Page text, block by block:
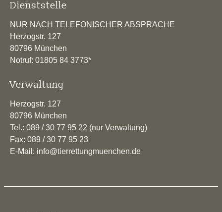
Dienststelle
NUR NACH TELEFONISCHER ABSPRACHE
Herzogstr. 127
80796 München
Notruf: 01805 84 3773*
Verwaltung
Herzogstr. 127
80796 München
Tel.: 089 / 30 77 95 22 (nur Verwaltung)
Fax: 089 / 30 77 95 23
E-Mail: info@tierrettungmuenchen.de